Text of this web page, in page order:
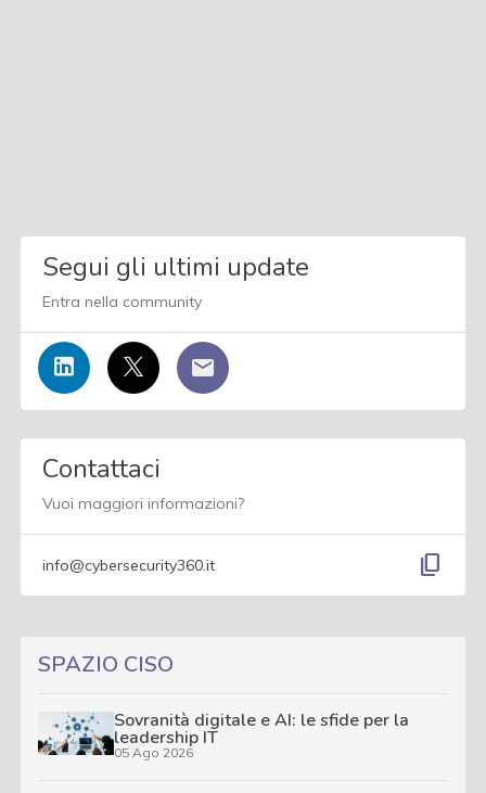
Segui gli ultimi update
Entra nella community
Contattaci
Vuoi maggiori informazioni?
info@cybersecurity360.it content_copy
SPAZIO CISO
Sovranità digitale e AI: le sfide per la
leadership IT
05 Ago 2026